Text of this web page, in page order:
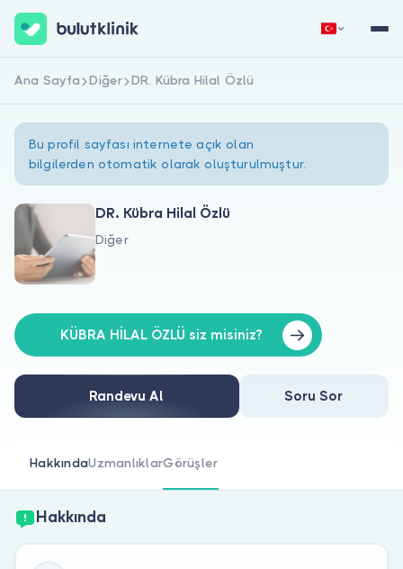
Hakkımızda
Doktorlar için
Doktor musunuz?
Hemen Kaydol
Ana Sayfa Diğer DR. Kübra Hilal Özlü
Bu profil sayfası internete açık olan
bilgilerden otomatik olarak oluşturulmuştur.
DR. Kübra Hilal Özlü
Diğer
KÜBRA HİLAL ÖZLÜ siz misiniz?
Randevu Al Soru Sor
HakkındaUzmanlıklarGörüşler
Hakkında